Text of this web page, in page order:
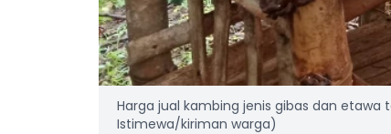
Harga jual kambing jenis gibas dan
Istimewa/kiriman warga)